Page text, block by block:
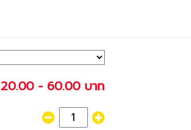
20.00 - 60.00 บาท